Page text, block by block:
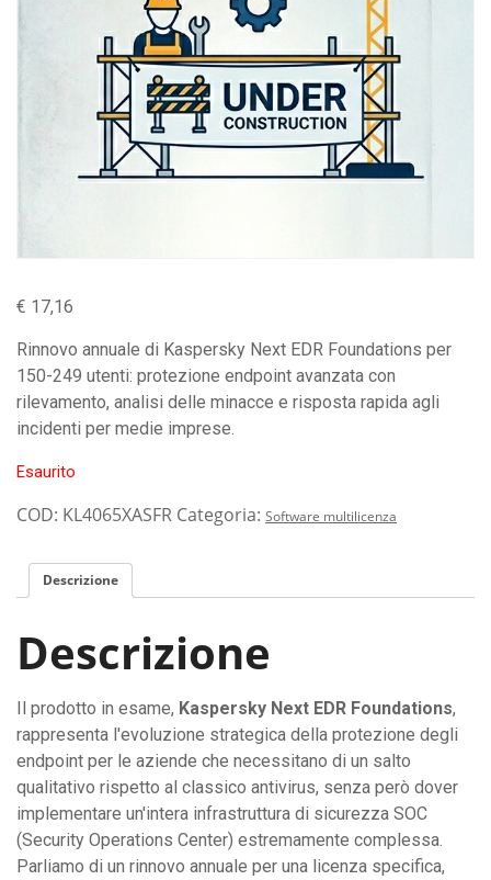
€ 17,16
Rinnovo annuale di Kaspersky Next EDR Foundations per
150-249 utenti: protezione endpoint avanzata con
rilevamento, analisi delle minacce e risposta rapida agli
incidenti per medie imprese.
Esaurito
COD: KL4065XASFR Categoria: Software multilicenza
Descrizione
Descrizione
Il prodotto in esame, Kaspersky Next EDR Foundations,
rappresenta l'evoluzione strategica della protezione degli
endpoint per le aziende che necessitano di un salto
qualitativo rispetto al classico antivirus, senza però dover
implementare un'intera infrastruttura di sicurezza SOC
(Security Operations Center) estremamente complessa.
Parliamo di un rinnovo annuale per una licenza specifica,